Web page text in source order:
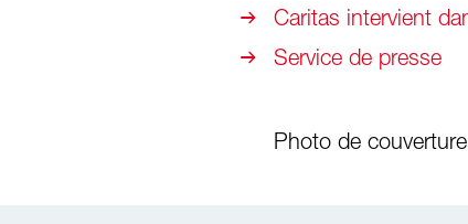
Caritas intervient
Service de presse
Photo de